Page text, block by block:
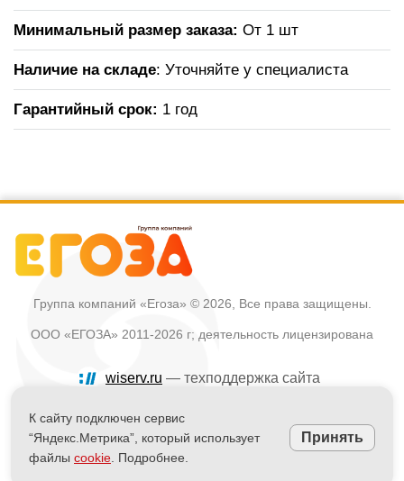
Минимальный размер заказа: От 1 шт
Наличие на складе: Уточняйте у специалиста
Гарантийный срок: 1 год
Группа компаний «Егоза» © 2026, Все права защищены.
ООО «ЕГОЗА» 2011-2026 г; деятельность лицензирована
wiserv.ru — техподдержка сайта
Политика в отношении обработки персональных данных
Информация на сайте не является публичной офертой
К сайту подключен сервис
“Яндекс.Метрика”, который использует
файлы cookie . Подробнее.
Принять